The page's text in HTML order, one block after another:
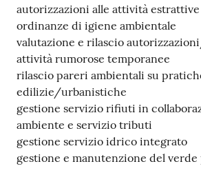
PNRR
Tutti
gli
argomenti
Seguici
su
autorizzazioni alle attività estrattive
ordinanze di igiene ambientale
valutazione e rilascio
attività rumorose temporanee
rilascio pareri ambientali su
edilizie/urbanistiche
gestione servizio rifiuti in
ambiente e servizio tributi
gestione servizio idrico integrato
gestione e manutenzione del